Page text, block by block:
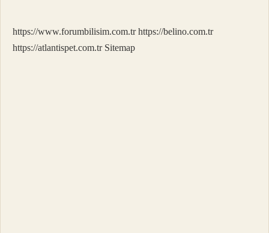
https://www.forumbilisim.com.tr https://belino.com.tr
https://atlantispet.com.tr Sitemap